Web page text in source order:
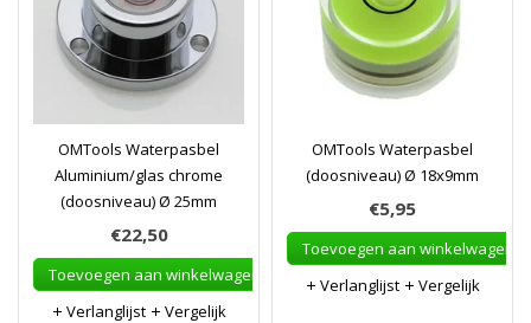
OMTools Waterpasbel
Aluminium/glas chrome
(doosniveau) Ø 25mm
€22,50
Toevoegen aan winkelwagen
Verlanglijst
Vergelijk
OMTools Waterpasbel
(doosniveau) Ø 18x9mm
€5,95
Toevoegen aan winkelwagen
Verlanglijst
Vergelijk